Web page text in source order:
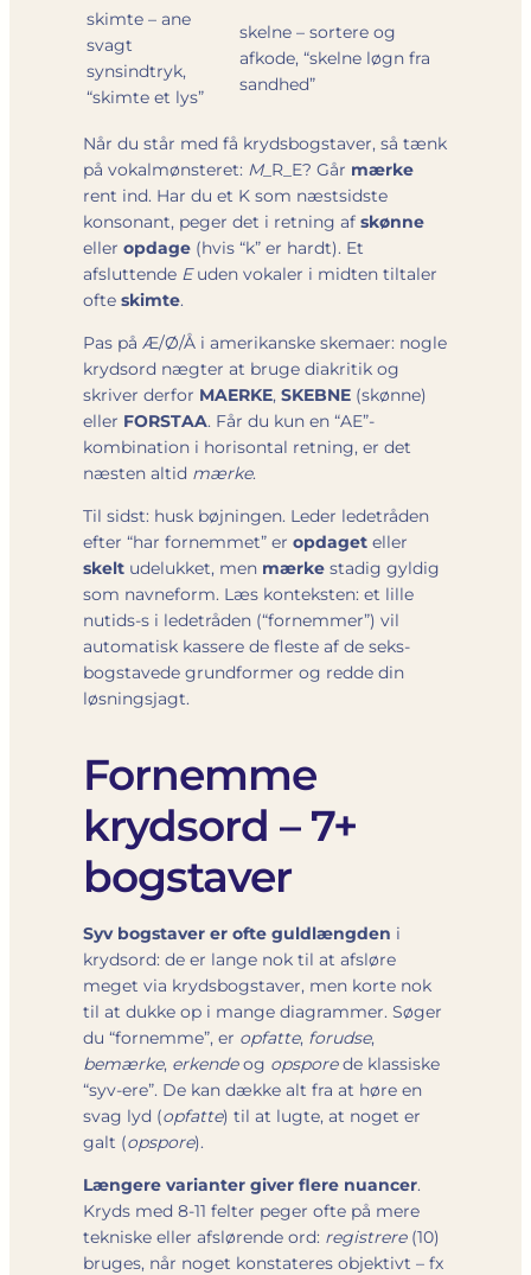
skimte – ane
svagt
synsindtryk,
“skimte et lys”
skelne – sortere og
afkode, “skelne løgn fra
sandhed”
Når du står med få krydsbogstaver, så tænk
på vokalmønsteret: M_R_E? Går mærke
rent ind. Har du et K som næstsidste
konsonant, peger det i retning af skønne
eller opdage (hvis “k” er hardt). Et
afsluttende Euden vokaler i midten tiltaler
ofte skimte.
Pas på Æ/Ø/Å i amerikanske skemaer: nogle
krydsord nægter at bruge diakritik og
skriver derfor MAERKE, SKEBNE (skønne)
eller FORSTAA. Får du kun en “AE”-
kombination i horisontal retning, er det
næsten altid mærke.
Til sidst: husk bøjningen. Leder ledetråden
efter “har fornemmet” er opdaget eller
skelt udelukket, men mærke stadig gyldig
som navneform. Læs konteksten: et lille
nutids-s i ledetråden (“fornemmer”) vil
automatisk kassere de fleste af de seks-
bogstavede grundformer og redde din
løsningsjagt.
Fornemme
krydsord – 7+
bogstaver
Syv bogstaver er ofte guldlængden i
krydsord: de er lange nok til at afsløre
meget via krydsbogstaver, men korte nok
til at dukke op i mange diagrammer. Søger
du “fornemme”, er opfatte, forudse,
bemærke, erkendeog opsporede klassiske
“syv-ere”. De kan dække alt fra at høre en
svag lyd (opfatte) til at lugte, at noget er
galt (opspore).
Længere varianter giver flere nuancer.
Kryds med 8-11 felter peger ofte på mere
tekniske eller afslørende ord: registrere(10)
bruges, når noget konstateres objektivt – fx